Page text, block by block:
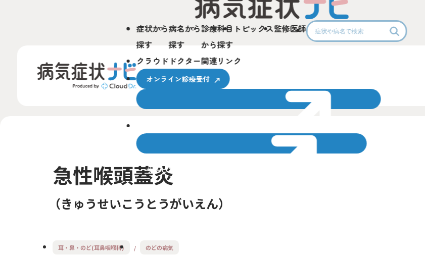
症状から
探す
病名から
探す
診療科目
から探す
トピックス監修医師
クラウドドクター関連リンク
オンライン診療受付
サービスの使い方
急性喉頭蓋炎
きゅうせいこうとうがいえん
耳・鼻・のど(耳鼻咽喉科) のどの病気